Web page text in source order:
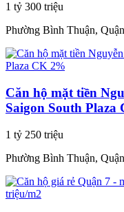
1 tỷ 300 triệu
Phường Bình Thuận,
Căn hộ mặt tiền
Saigon South Plaza
1 tỷ 250 triệu
Phường Bình Thuận,